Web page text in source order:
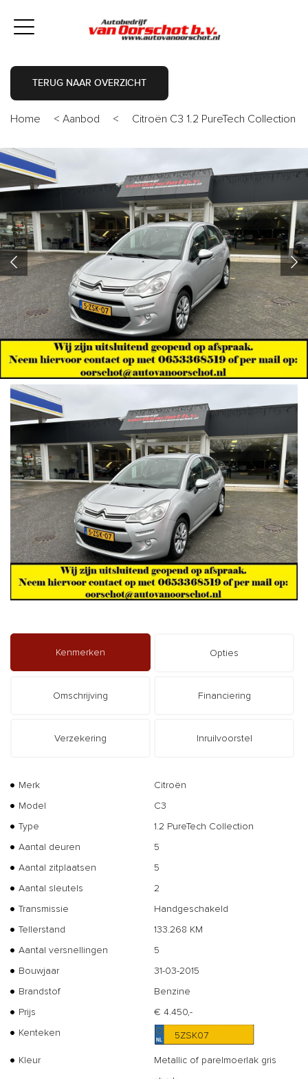
TERUG NAAR OVERZICHT
Home < Aanbod < Citroën C3 1.2 PureTech Collection
Kenmerken Opties
Omschrijving Financiering
Verzekering Inruilvoorstel
Merk
Citroën
Model
C3
Type
1.2 PureTech Collection
Aantal deuren
5
Aantal zitplaatsen
5
Aantal sleutels
2
Transmissie
Handgeschakeld
Tellerstand
133.268 KM
Aantal versnellingen
5
Bouwjaar
31-03-2015
Brandstof
Benzine
Prijs
€ 4.450,-
Kenteken
5ZSK07
Kleur
Metallic of parelmoerlak gris